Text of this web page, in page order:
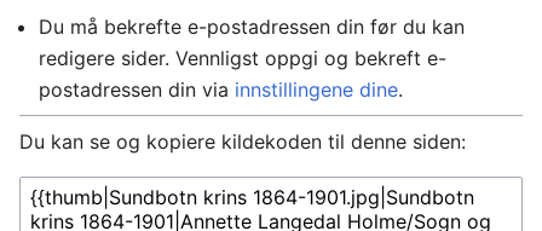
Du må bekrefte e-postadressen din før du kan
redigere sider. Vennligst oppgi og bekreft e-
postadressen din via innstillingene dine.
Du kan se og kopiere kildekoden til denne siden: